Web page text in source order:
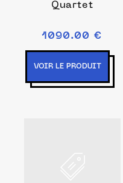
Quartet
1090.00 €
VOIR LE PRODUIT